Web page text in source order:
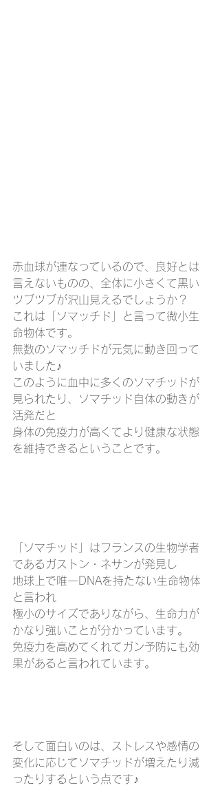
赤血球が連なっているので、良好とは
言えないものの、全体に小さくて黒い
ツブツブが沢山見えるでしょうか？
これは「ソマッチド」と言って微小生
命物体です。
無数のソマッチドが元気に動き回って
いました♪
このように血中に多くのソマチッドが
見られたり、ソマチッド自体の動きが
活発だと
身体の免疫力が高くてより健康な状態
を維持できるということです。
「ソマチッド」はフランスの生物学者
であるガストン・ネサンが発見し
地球上で唯一DNAを持たない生命物体
と言われ
極小のサイズでありながら、生命力が
かなり強いことが分かっています。
免疫力を高めてくれてガン予防にも効
果があると言われています。
そして面白いのは、ストレスや感情の
変化に応じてソマチッドが増えたり減
ったりするという点です♪